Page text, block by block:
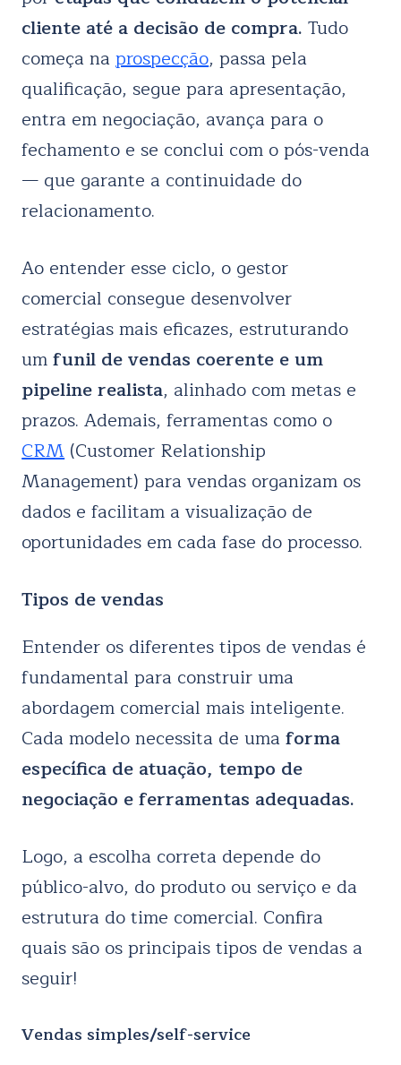
cliente até a decisão de compra. Tudo
começa naprospecção, passa pela
qualificação, segue para apresentação,
entra em negociação, avança para o
fechamento e se conclui com o pós-venda
— que garante a continuidade do
relacionamento.
Ao entender esse ciclo, o gestor
comercial consegue desenvolver
estratégias mais eficazes, estruturando
umfunil de vendas coerente e um
pipeline realista, alinhado com metas e
prazos. Ademais, ferramentas como o
CRM(Customer Relationship
Management) para vendas organizam os
dados e facilitam a visualização de
oportunidades em cada fase do processo.
Tipos de vendas
Entender os diferentes tipos de vendas é
fundamental para construir uma
abordagem comercial mais inteligente.
Cada modelo necessita de umaforma
específica de atuação, tempo de
negociação e ferramentas adequadas.
Logo, a escolha correta depende do
público-alvo, do produto ou serviço e da
estrutura do time comercial. Confira
quais são os principais tipos de vendas a
seguir!
Vendas simples/self-service